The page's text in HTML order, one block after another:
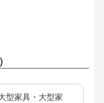
型家具・大型家